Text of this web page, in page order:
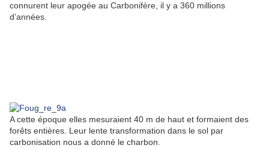
connurent leur apogée au Carbonifère, il y a 360 millions
d’années.
A cette époque elles mesuraient 40 m de haut et formaient des
forêts entières. Leur lente transformation dans le sol par
carbonisation nous a donné le charbon.